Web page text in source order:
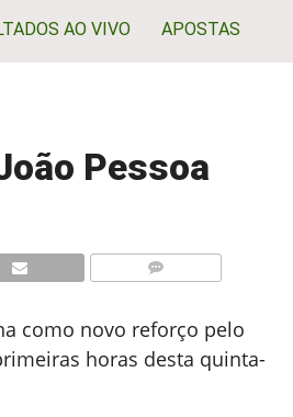
AO VIVO APOSTAS
Pessoa
como novo reforço pelo
horas desta quinta-